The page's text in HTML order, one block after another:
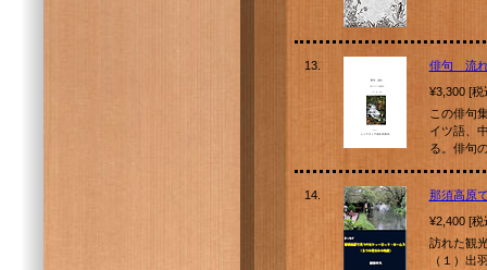
13.
俳句 流
¥3,300 [
この俳句
イツ語、
る。俳句
14.
那須高原
¥2,400 [
訪れた観
（１）出